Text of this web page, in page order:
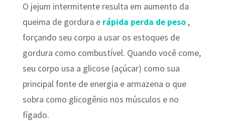
O jejum intermitente resulta em aumento da
queima de gordura e rápida perda de peso,
forçando seu corpo a usar os estoques de
gordura como combustível. Quando você come,
seu corpo usa a glicose (açúcar) como sua
principal fonte de energia e armazena o que
sobra como glicogênio nos músculos e no
fígado.